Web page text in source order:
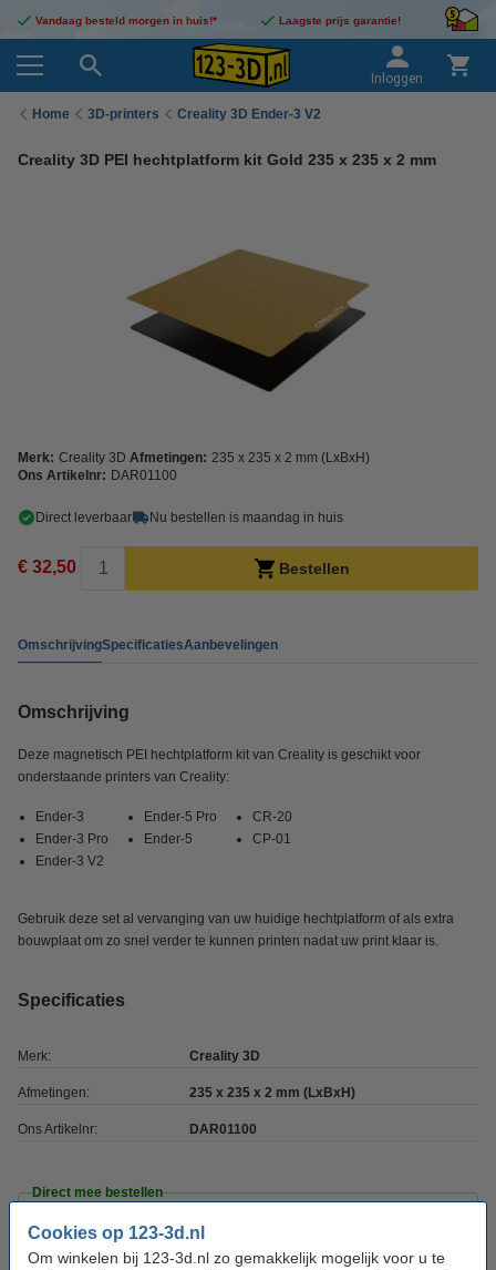
Cookies op 123-3d.nl
Om winkelen bij 123-3d.nl zo gemakkelijk mogelijk voor u te
Vandaag besteld morgen in huis!* Laagste prijs garantie!
Inloggen
Home 3D-printers Creality 3D Ender-3 V2
Creality 3D PEI hechtplatform kit Gold 235 x 235 x 2 mm
Merk: Creality 3D Afmetingen: 235 x 235 x 2 mm (LxBxH)
Ons Artikelnr: DAR01100
Direct leverbaar Nu bestellen is maandag in huis
€ 32,50 Bestellen
OmschrijvingSpecificatiesAanbevelingen
Omschrijving
Deze magnetisch PEI hechtplatform kit van Creality is geschikt voor
onderstaande printers van Creality:
Ender-3
Ender-3 Pro
Ender-3 V2
Ender-5 Pro
Ender-5
CR-20
CP-01
Gebruik deze set al vervanging van uw huidige hechtplatform of als extra
bouwplaat om zo snel verder te kunnen printen nadat uw print klaar is.
Specificaties
Merk: Creality 3D
Afmetingen: 235 x 235 x 2 mm (LxBxH)
Ons Artikelnr: DAR01100
Direct mee bestellen
123inkt isoclean spray (250ml)
€ 9,50